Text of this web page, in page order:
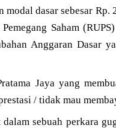
dasar sebesar
Saham
Anggaran Dasar
Jaya yang
/ tidak mau
sebuah perkara